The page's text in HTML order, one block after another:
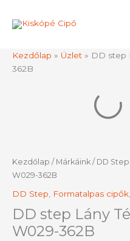
Kezdőlap » Üzlet » DD step
362B
Kezdőlap / Márkáink / DD Step
W029-362B
DD Step Formatalpas cipők
DD step Lány
W029-362B
24
/
mennyiség